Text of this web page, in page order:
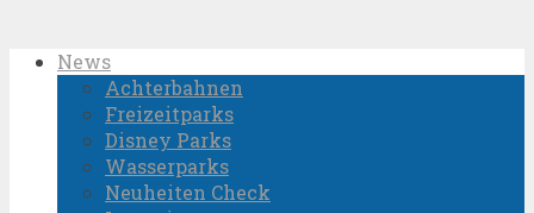
News
Achterbahnen
Freizeitparks
Disney Parks
Wasserparks
Neuheiten Check